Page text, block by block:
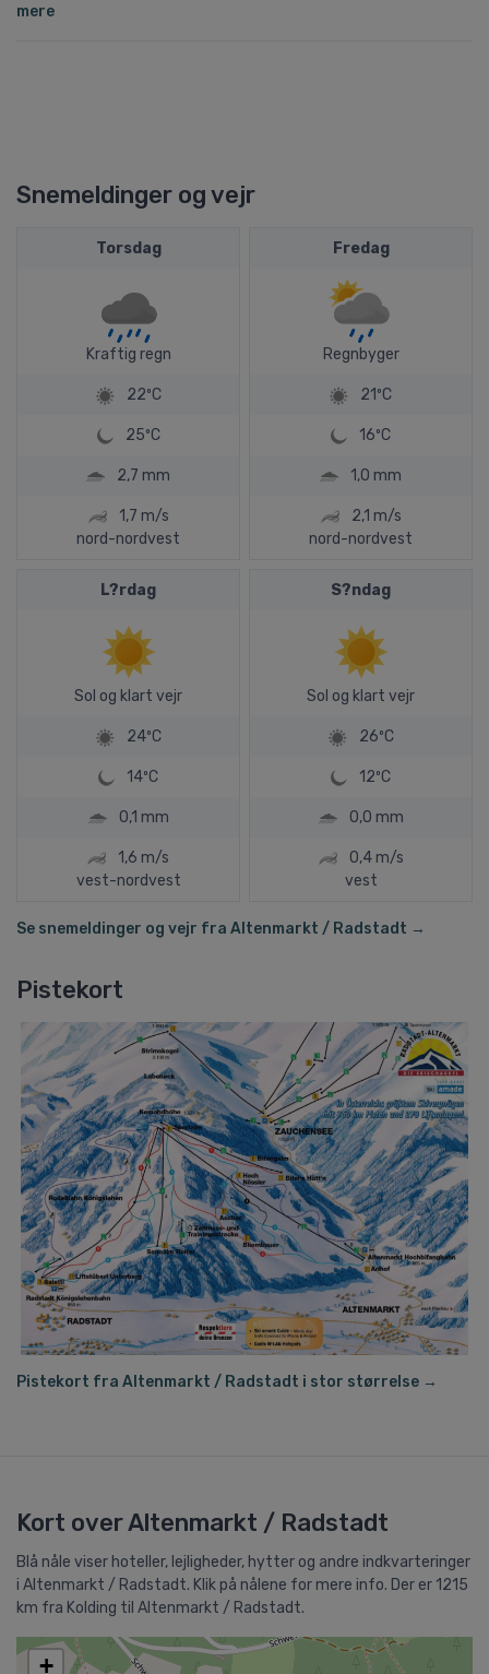
mere
Snemeldinger og vejr
Torsdag
Kraftig regn
22ºC
25ºC
2,7 mm
1,7 m/s
nord-nordvest
Fredag
Regnbyger
21ºC
16ºC
1,0 mm
2,1 m/s
nord-nordvest
L?rdag
Sol og klart vejr
24ºC
14ºC
0,1 mm
1,6 m/s
vest-nordvest
S?ndag
Sol og klart vejr
26ºC
12ºC
0,0 mm
0,4 m/s
vest
Se snemeldinger og vejr fra Altenmarkt / Radstadt →
Pistekort
Pistekort fra Altenmarkt / Radstadt i stor størrelse →
Kort over Altenmarkt / Radstadt
Blå nåle viser hoteller, lejligheder, hytter og andre indkvarteringer
i Altenmarkt / Radstadt. Klik på nålene for mere info. Der er 1215
km fra Kolding til Altenmarkt / Radstadt.
+